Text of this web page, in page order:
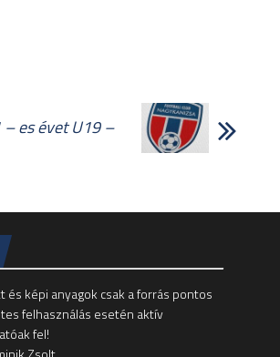
es évet U19 –
és képi anyagok csak a forrás pontos
felhasználás esetén aktív
fel!